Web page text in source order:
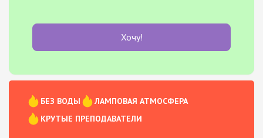
Хочу!
БЕЗ ВОДЫ
ЛАМПОВАЯ АТМОСФЕРА
КРУТЫЕ ПРЕПОДАВАТЕЛИ